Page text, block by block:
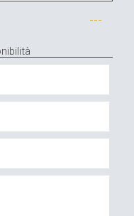
---